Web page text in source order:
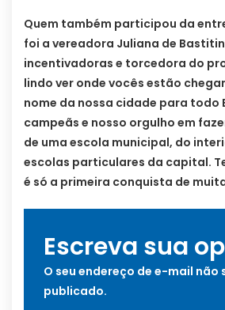
Quem também participou da
foi a vereadora Juliana de
incentivadoras e torcedora do
lindo ver onde vocês estão
nome da nossa cidade para todo
campeãs e nosso orgulho em
de uma escola municipal, do
escolas particulares da capital.
é só a primeira conquista de
Escreva sua
O seu endereço de e-mail não
publicado.